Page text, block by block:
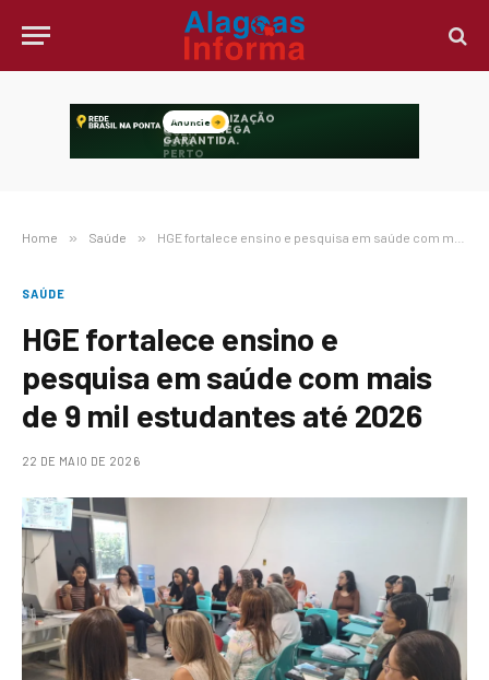
Home » Saúde » HGE fortalece ensino e pesquisa em saúde com mais de 9 mil estudantes até 2026
SAÚDE
HGE fortalece ensino e
pesquisa em saúde com mais
de 9 mil estudantes até 2026
22 DE MAIO DE 2026